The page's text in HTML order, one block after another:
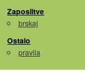
Zaposlitve
brskaj
Ostalo
pravila